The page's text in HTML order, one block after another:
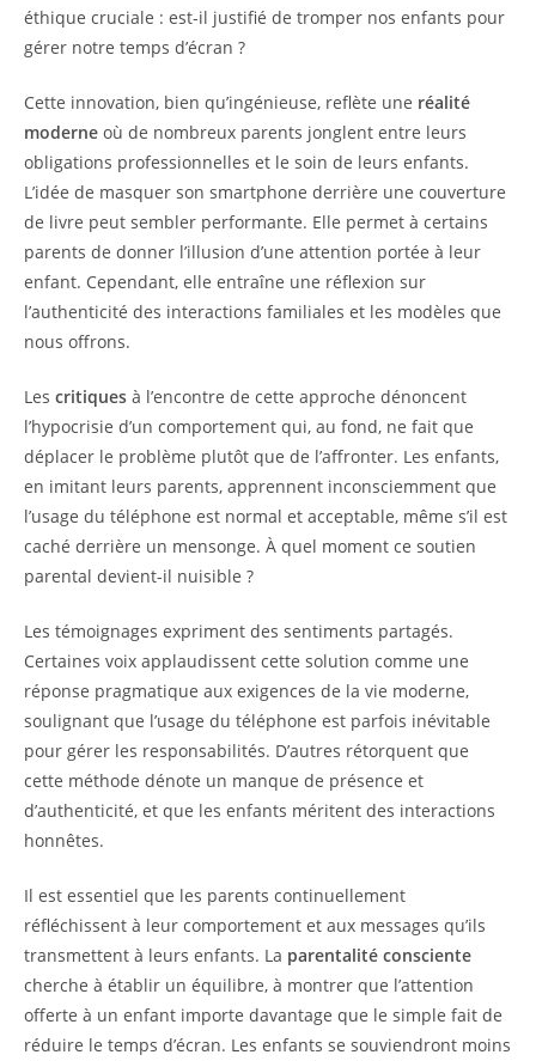
éthique cruciale : est-il justifié de tromper nos enfants pour
gérer notre temps d’écran ?
Cette innovation, bien qu’ingénieuse, reflète une réalité
moderne où de nombreux parents jonglent entre leurs
obligations professionnelles et le soin de leurs enfants.
L’idée de masquer son smartphone derrière une couverture
de livre peut sembler performante. Elle permet à certains
parents de donner l’illusion d’une attention portée à leur
enfant. Cependant, elle entraîne une réflexion sur
l’authenticité des interactions familiales et les modèles que
nous offrons.
Les critiques à l’encontre de cette approche dénoncent
l’hypocrisie d’un comportement qui, au fond, ne fait que
déplacer le problème plutôt que de l’affronter. Les enfants,
en imitant leurs parents, apprennent inconsciemment que
l’usage du téléphone est normal et acceptable, même s’il est
caché derrière un mensonge. À quel moment ce soutien
parental devient-il nuisible ?
Les témoignages expriment des sentiments partagés.
Certaines voix applaudissent cette solution comme une
réponse pragmatique aux exigences de la vie moderne,
soulignant que l’usage du téléphone est parfois inévitable
pour gérer les responsabilités. D’autres rétorquent que
cette méthode dénote un manque de présence et
d’authenticité, et que les enfants méritent des interactions
honnêtes.
Il est essentiel que les parents continuellement
réfléchissent à leur comportement et aux messages qu’ils
transmettent à leurs enfants. La parentalité consciente
cherche à établir un équilibre, à montrer que l’attention
offerte à un enfant importe davantage que le simple fait de
réduire le temps d’écran. Les enfants se souviendront moins